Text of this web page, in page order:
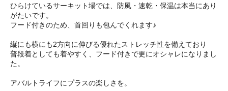
ひらけているサーキット場では、防風・速乾・保温は本当にあり
がたいです。
フード付きのため、首回りも包んでくれます♪
縦にも横にも2方向に伸びる優れたストレッチ性を備えており
普段着としても着やすく、フード付きで更にオシャレになりまし
た。
アバルトライフにプラスの楽しさを。